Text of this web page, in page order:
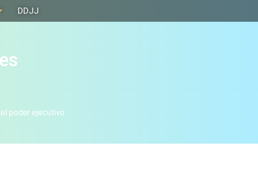
DDJJ
poder ejecutivo